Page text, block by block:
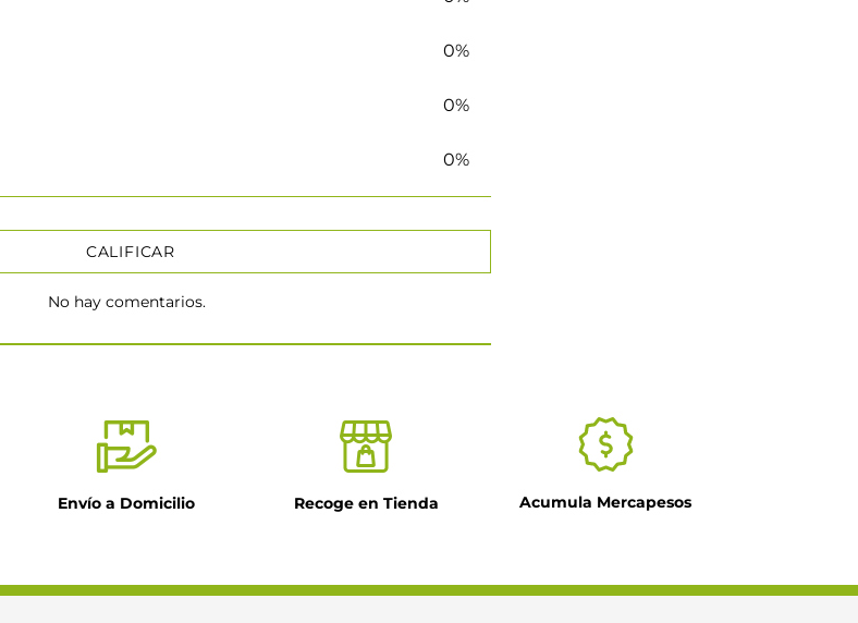
0%
0%
0%
CALIFICAR
No hay comentarios.
Envío a Domicilio Recoge en Tienda Acumula Mercapesos